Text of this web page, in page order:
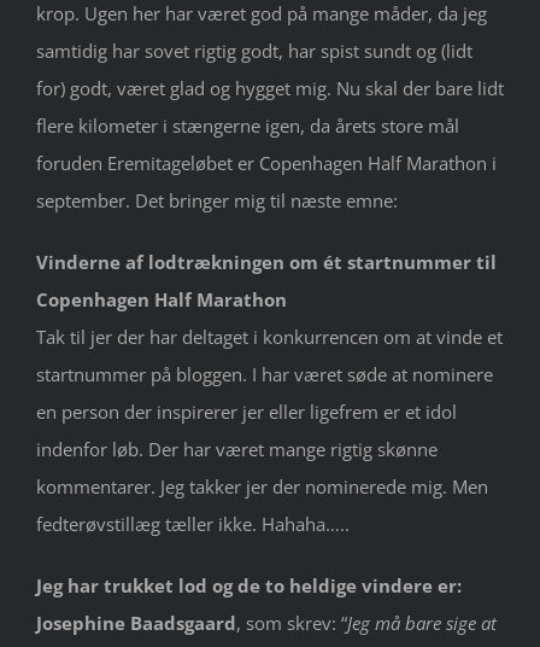
krop. Ugen her har været god på mange måder, da jeg
samtidig har sovet rigtig godt, har spist sundt og (lidt
for) godt, været glad og hygget mig. Nu skal der bare lidt
flere kilometer i stængerne igen, da årets store mål
foruden Eremitageløbet er Copenhagen Half Marathon i
september. Det bringer mig til næste emne:
Vinderne af lodtrækningen om ét startnummer til
Copenhagen Half Marathon
Tak til jer der har deltaget i konkurrencen om at vinde et
startnummer på bloggen. I har været søde at nominere
en person der inspirerer jer eller ligefrem er et idol
indenfor løb. Der har været mange rigtig skønne
kommentarer. Jeg takker jer der nominerede mig. Men
fedterøvstillæg tæller ikke. Hahaha…..
Jeg har trukket lod og de to heldige vindere er:
Josephine Baadsgaard, som skrev: “Jeg må bare sige at